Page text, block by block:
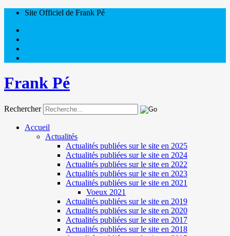
Site Officiel de Frank Pé
Frank Pé
Rechercher
Accueil
Actualités
Actualités publiées sur le site en 2025
Actualités publiées sur le site en 2024
Actualités publiées sur le site en 2022
Actualités publiées sur le site en 2023
Actualités publiées sur le site en 2021
Voeux 2021
Actualités publiées sur le site en 2019
Actualités publiées sur le site en 2020
Actualités publiées sur le site en 2017
Actualités publiées sur le site en 2018